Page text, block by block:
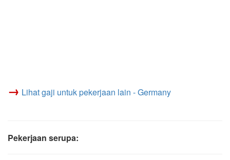
→ Lihat gaji untuk pekerjaan lain - Germany
Pekerjaan serupa: